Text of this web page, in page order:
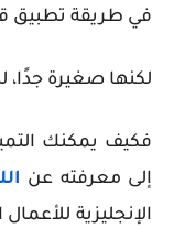
في طريقة تطبيق
لكنها صغيرة جدًا،
فكيف يمكنك
إلى معرفته عن
الإنجليزية